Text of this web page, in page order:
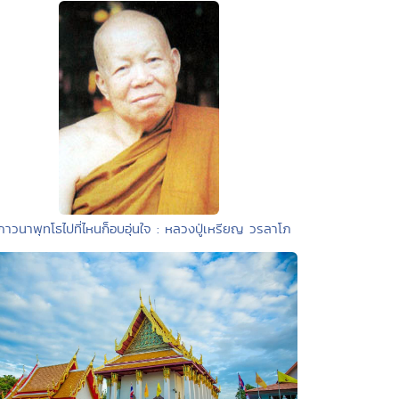
าวนาพุทโธไปที่ไหนก็อบอุ่นใจ : หลวงปู่เหรียญ วรลาโภ